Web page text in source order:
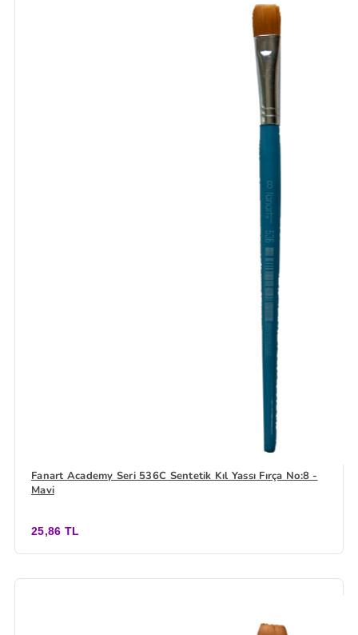
Fanart Academy Seri 536C Sentetik Kıl Yassı Fırça No:8 -
Mavi
25,86 TL